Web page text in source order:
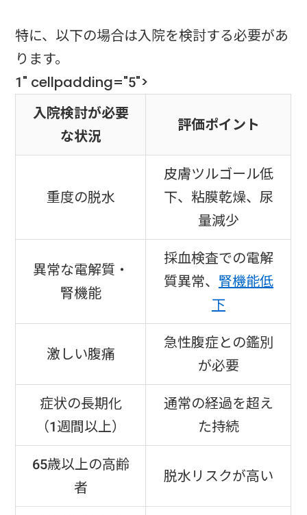
特に、以下の場合は入院を検討する必要があ
ります。
1" cellpadding="5">
入院検討が必要
な状況
評価ポイント
重度の脱水
皮膚ツルゴール低
下、粘膜乾燥、尿
量減少
異常な電解質・
腎機能
採血検査での電解
質異常、 腎機能低
下
激しい腹痛
急性腹症との鑑別
が必要
症状の長期化
（1週間以上）
通常の経過を超え
た持続
65歳以上の高齢
者
脱水リスクが高い